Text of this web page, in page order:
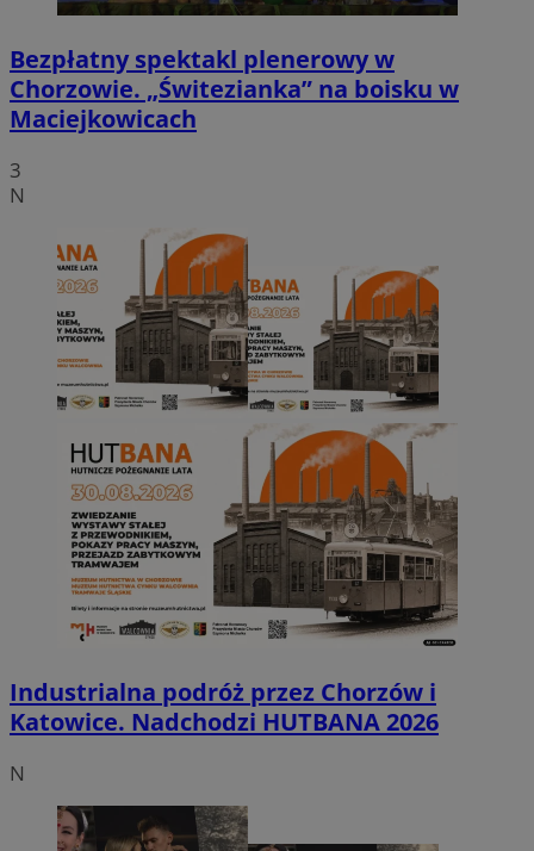
Bezpłatny spektakl plenerowy w
Chorzowie. „Świtezianka” na boisku w
Maciejkowicach
3
N
Industrialna podróż przez Chorzów i
Katowice. Nadchodzi HUTBANA 2026
N